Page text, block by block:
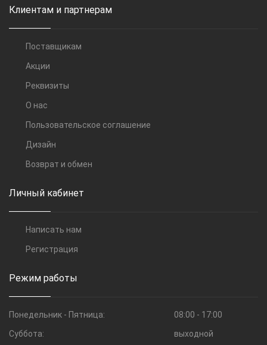
Клиентам и партнерам
Поставщикам
Акции
Реквизиты
О нас
Пользовательское соглашение
Дизайн
Возврат и обмен
Личный кабинет
Написать нам
Регистрация
Режим работы
Понедельник - Пятница:
08:00 - 17:00
Суббота:
выходной